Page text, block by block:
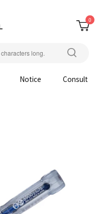
0
Notice Consult